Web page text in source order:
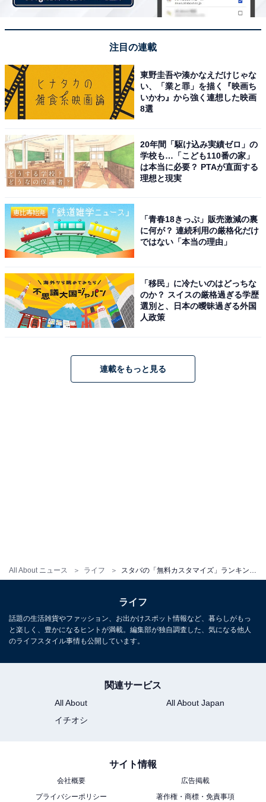
All About ニュース ライフ
テムです。
くキャラメルソースも無料で追加できるので、ダブルで
トッピングするとよりリッチな味わいを楽しめそうで
す。
3位は74票で「低脂肪タイプに変更」でした。
【おすすめ記事】
スタバの「コーヒー・エスプレッソ」人気ランキング 3
位「ソイラテ」、2位「スターバックス ラテ」を抑えた1
位は？
ャイ ティー ラテ」、2位「ほうじ茶 ティー ラテ」を抑
えた1位は？
「2021年心に残った限定ビバレッジ」今年話題の
注目の連載
東野圭吾や湊かなえだけじゃな
い、「業と罪」を描く『映画ち
いかわ』から強く連想した映画
8選
20年間「駆け込み実績ゼロ」の
学校も…「こども110番の家」
は本当に必要？ PTAが直面する
理想と現実
「青春18きっぷ」販売激減の裏
に何が？ 連続利用の厳格化だけ
ではない「本当の理由」
「移民」に冷たいのはどっちな
のか？ スイスの厳格過ぎる学歴
選別と、日本の曖昧過ぎる外国
人政策
連載をもっと見る
ライフ
話題の生活雑貨やファッション、お出かけスポット情報など、暮らしがもっ
と楽しく、豊かになるヒントが満載。編集部が独自調査した、気になる他人
のライフスタイル事情も公開しています。
関連サービス
All About
All About Japan
イチオシ
サイト情報
会社概要
広告掲載
プライバシーポリシー
著作権・商標・免責事項